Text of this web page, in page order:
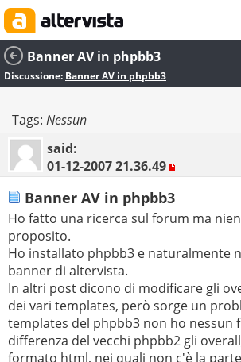
Banner AV in phpbb3
Discussione: Banner AV in phpbb3
Tags: Nessun
said:
01-12-200721.36.49
Banner AV in phpbb3
Ho fatto una ricerca sul forum ma
proposito.
Ho installato phpbb3 e naturalmente
banner di altervista.
In altri post dicono di modificare gli
dei vari templates, però sorge un
templates del phpbb3 non ho nessun
differenza del vecchi phpbb2 gli
formato html, nei quali non c'è la